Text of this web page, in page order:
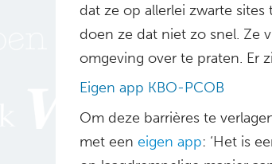
dat ze op allerlei zwarte
doen ze dat niet zo snel. Ze
omgeving over te praten. Er
Eigen app KBO-PCOB
Om deze barrières te
met een eigen app: ‘Het is